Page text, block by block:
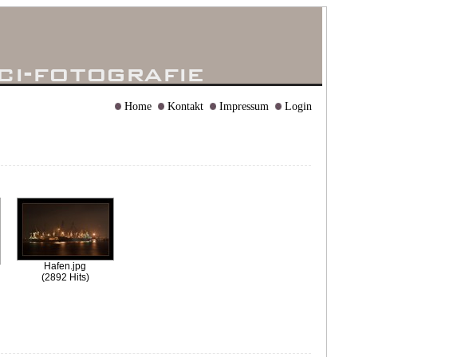
Home Kontakt Impressum Login
Hafen.jpg
(2892 Hits)